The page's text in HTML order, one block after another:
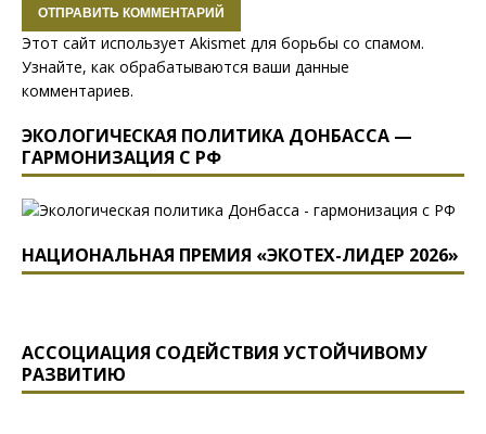
Этот сайт использует Akismet для борьбы со спамом.
Узнайте, как обрабатываются ваши данные
комментариев.
ЭКОЛОГИЧЕСКАЯ ПОЛИТИКА ДОНБАССА —
ГАРМОНИЗАЦИЯ С РФ
НАЦИОНАЛЬНАЯ ПРЕМИЯ «ЭКОТЕХ-ЛИДЕР 2026»
АССОЦИАЦИЯ СОДЕЙСТВИЯ УСТОЙЧИВОМУ
РАЗВИТИЮ